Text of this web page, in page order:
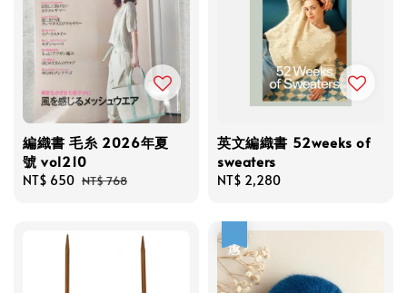
編織書 毛糸 2026年夏
號 vol210
Sale
NT$ 650 Regular
NT$ 768
英文編織書 52weeks of
sweaters
Regular
NT$ 2,280